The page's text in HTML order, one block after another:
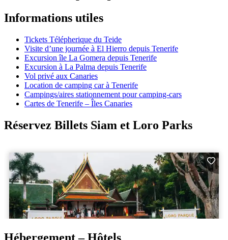
Informations utiles
Tickets Télépherique du Teide
Visite d’une journée à El Hierro depuis Tenerife
Excursion île La Gomera depuis Tenerife
Excursion à La Palma depuis Tenerife
Vol privé aux Canaries
Location de camping car à Tenerife
Campings/aires stationnement pour camping-cars
Cartes de Tenerife – Îles Canaries
Réservez Billets Siam et Loro Parks
Hébergement – Hôtels